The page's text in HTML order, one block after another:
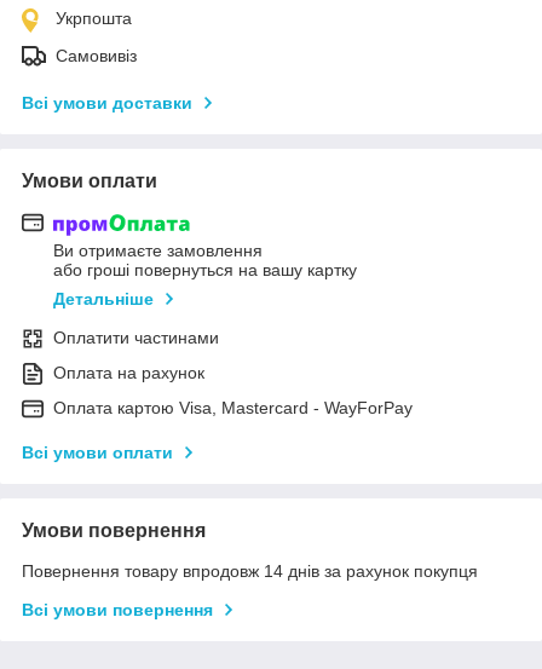
Укрпошта
Самовивіз
Всі умови доставки
Умови оплати
Ви отримаєте замовлення
або гроші повернуться на вашу картку
Детальніше
Оплатити частинами
Оплата на рахунок
Оплата картою Visa, Mastercard - WayForPay
Всі умови оплати
Умови повернення
Повернення товару впродовж 14 днів за рахунок покупця
Всі умови повернення